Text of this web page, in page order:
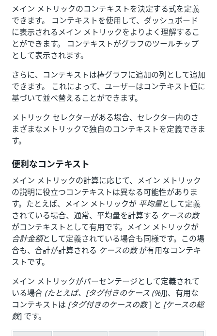
メイン メトリックのコンテキストを決定する式を定義
できます。 コンテキストを使用して、ダッシュボード
に表示されるメイン メトリックをよりよく理解するこ
とができます。 コンテキストがグラフのツールチップ
として表示されます。
さらに、コンテキストは棒グラフに追加の列として追加
できます。 これによって、ユーザーはコンテキスト値に
基づいて並べ替えることができます。
メトリック セレクターがある場合、セレクター内のさ
まざまなメトリックで独自のコンテキストを定義できま
す。
便利なコンテキスト
メイン メトリックの計算に応じて、メイン メトリック
の説明に役立つコンテキストは異なる可能性がありま
す。たとえば、メイン メトリックが 平均量として定義
されている場合、通常、平均量を計算する ケースの数
がコンテキストとして有用です。メイン メトリックが
合計金額として定義されている場合も同様です。この場
合も、合計が計算される ケースの数が有用なコンテキ
ストです。
メイン メトリックがパーセンテージとして定義されて
いる場合 (たとえば、[タグ付きのケース (%)])、有用な
コンテキストは [タグ付きのケースの数] と [ケースの総
数] です。